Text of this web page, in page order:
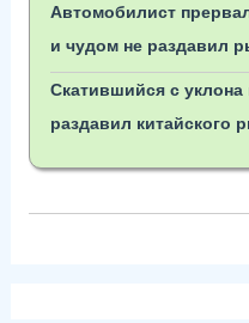
Автомобилист
и чудом не раздавил
Скатившийся с
раздавил китайского